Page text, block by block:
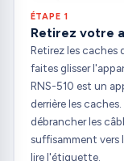
ÉTAPE 1
Retirez votre
Retirez les
faites glisser
RNS-510 est un
derrière les
débrancher les
suffisamment vers
lire l'étiquette.